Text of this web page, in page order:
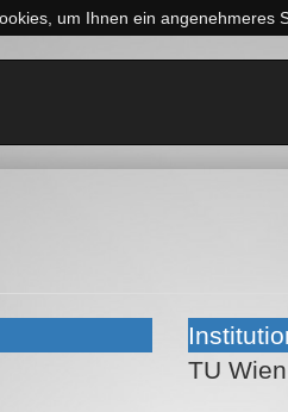
um Ihnen ein angenehmeres
TU Wien